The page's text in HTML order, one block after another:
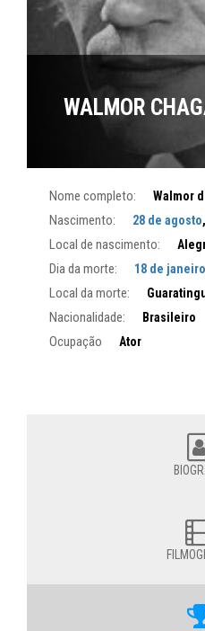
WALMOR
Nome completo: Walmor
Nascimento: 28 de agosto
Local de nascimento:
Dia da morte: 18 de janeiro
Local da morte:
Nacionalidade: Brasileiro
Ocupação Ator